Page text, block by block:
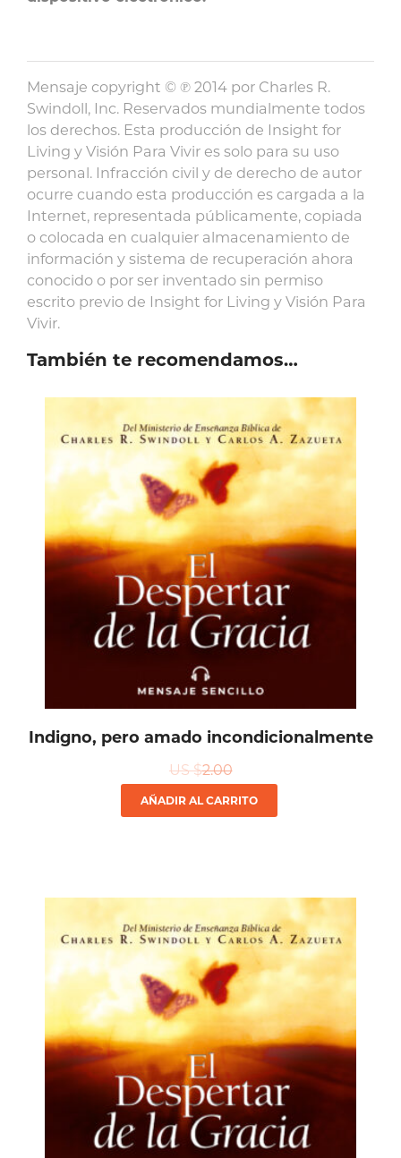
Mensaje copyright © ℗ 2014 por Charles R.
Swindoll, Inc. Reservados mundialmente todos
los derechos. Esta producción de Insight for
Living y Visión Para Vivir es solo para su uso
personal. Infracción civil y de derecho de autor
ocurre cuando esta producción es cargada a la
Internet, representada públicamente, copiada
o colocada en cualquier almacenamiento de
información y sistema de recuperación ahora
conocido o por ser inventado sin permiso
escrito previo de Insight for Living y Visión Para
Vivir.
También te recomendamos…
Indigno, pero amado incondicionalmente
US $2.00
AÑADIR AL CARRITO